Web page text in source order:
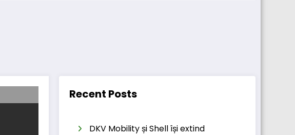
Recent Posts
DKV Mobility și Shell își extind